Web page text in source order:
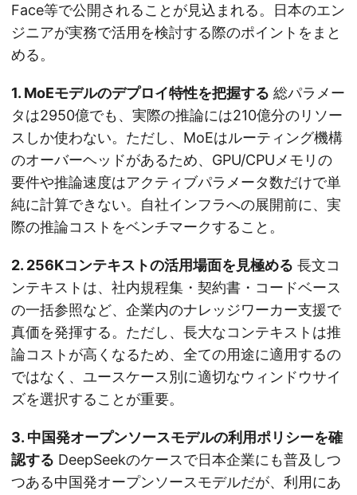
Face等で公開されることが見込まれる。日本のエン
ジニアが実務で活用を検討する際のポイントをまと
める。
1. MoEモデルのデプロイ特性を把握する 総パラメー
タは2950億でも、実際の推論には210億分のリソー
スしか使わない。ただし、MoEはルーティング機構
のオーバーヘッドがあるため、GPU/CPUメモリの
要件や推論速度はアクティブパラメータ数だけで単
純に計算できない。自社インフラへの展開前に、実
際の推論コストをベンチマークすること。
2. 256Kコンテキストの活用場面を見極める 長文コ
ンテキストは、社内規程集・契約書・コードベース
の一括参照など、企業内のナレッジワーカー支援で
真価を発揮する。ただし、長大なコンテキストは推
論コストが高くなるため、全ての用途に適用するの
ではなく、ユースケース別に適切なウィンドウサイ
ズを選択することが重要。
3. 中国発オープンソースモデルの利用ポリシーを確
認する DeepSeekのケースで日本企業にも普及しつ
つある中国発オープンソースモデルだが、利用にあ